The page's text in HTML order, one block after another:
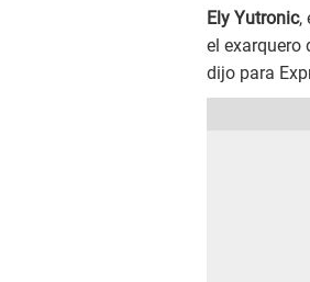
Ely Yutronic,
el exarquero
dijo para